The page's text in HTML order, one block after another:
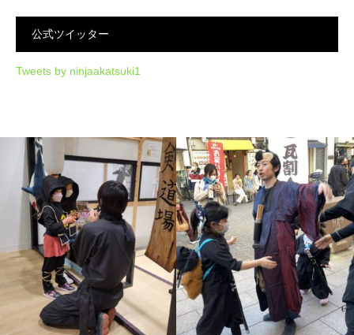
公式ツイッター
Tweets by ninjaakatsuki1